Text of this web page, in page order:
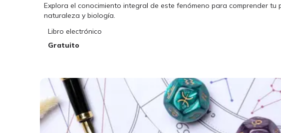
Explora el conocimiento integral de este fenómeno para comprender tu
naturaleza y biología.
Libro electrónico
Gratuito